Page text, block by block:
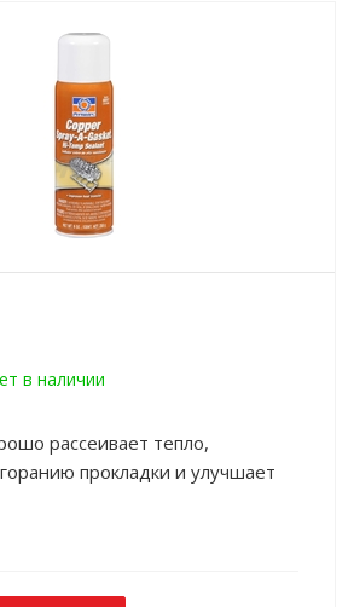
в наличии
рассеивает тепло,
прокладки и улучшает